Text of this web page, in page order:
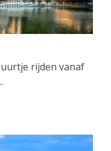
rijden vanaf